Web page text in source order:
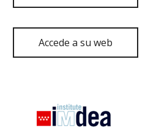
Accede a su web